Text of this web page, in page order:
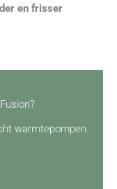
en frisser
warmtepompen.